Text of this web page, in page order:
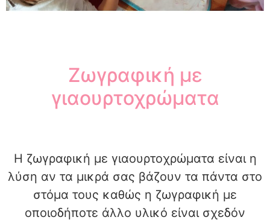
Ζωγραφική με
γιαουρτοχρώματα
Η ζωγραφική με γιαουρτοχρώματα είναι η
λύση αν τα μικρά σας βάζουν τα πάντα στο
στόμα τους καθώς η ζωγραφική με
οποιοδήποτε άλλο υλικό είναι σχεδόν